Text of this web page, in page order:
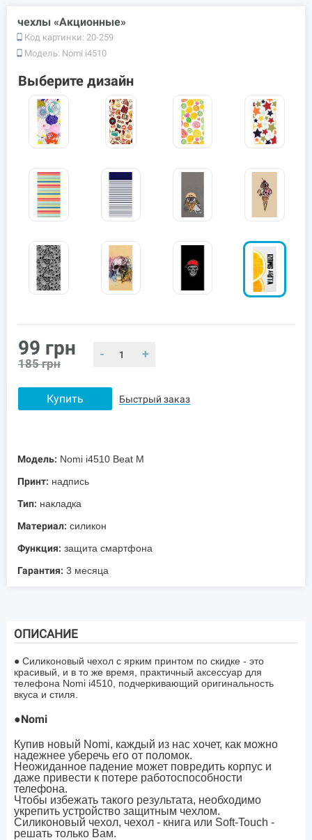
чехлы «Акционные»
Код картинки: 20-259
Модель: Nomi i4510
Выберите дизайн
99 грн
185 грн
- +
Купить Быстрый заказ
Модель: Nomi i4510 Beat M
Принт: надпись
Тип: накладка
Материал: силикон
Функция: защита смартфона
Гарантия: 3 месяца
ОПИСАНИЕ
● Силиконовый чехол с ярким принтом по скидке - это
красивый, и в то же время, практичный аксессуар для
телефона Nomi i4510, подчеркивающий оригинальность
вкуса и стиля.
●Nomi
Купив новый Nomi, каждый из нас хочет, как можно
надежнее уберечь его от поломок.
Неожиданное падение может повредить корпус и
даже привести к потере работоспособности
телефона.
Чтобы избежать такого результата, необходимо
укрепить устройство защитным чехлом.
Силиконовый чехол, чехол - книга или Soft-Touch -
решать только Вам.